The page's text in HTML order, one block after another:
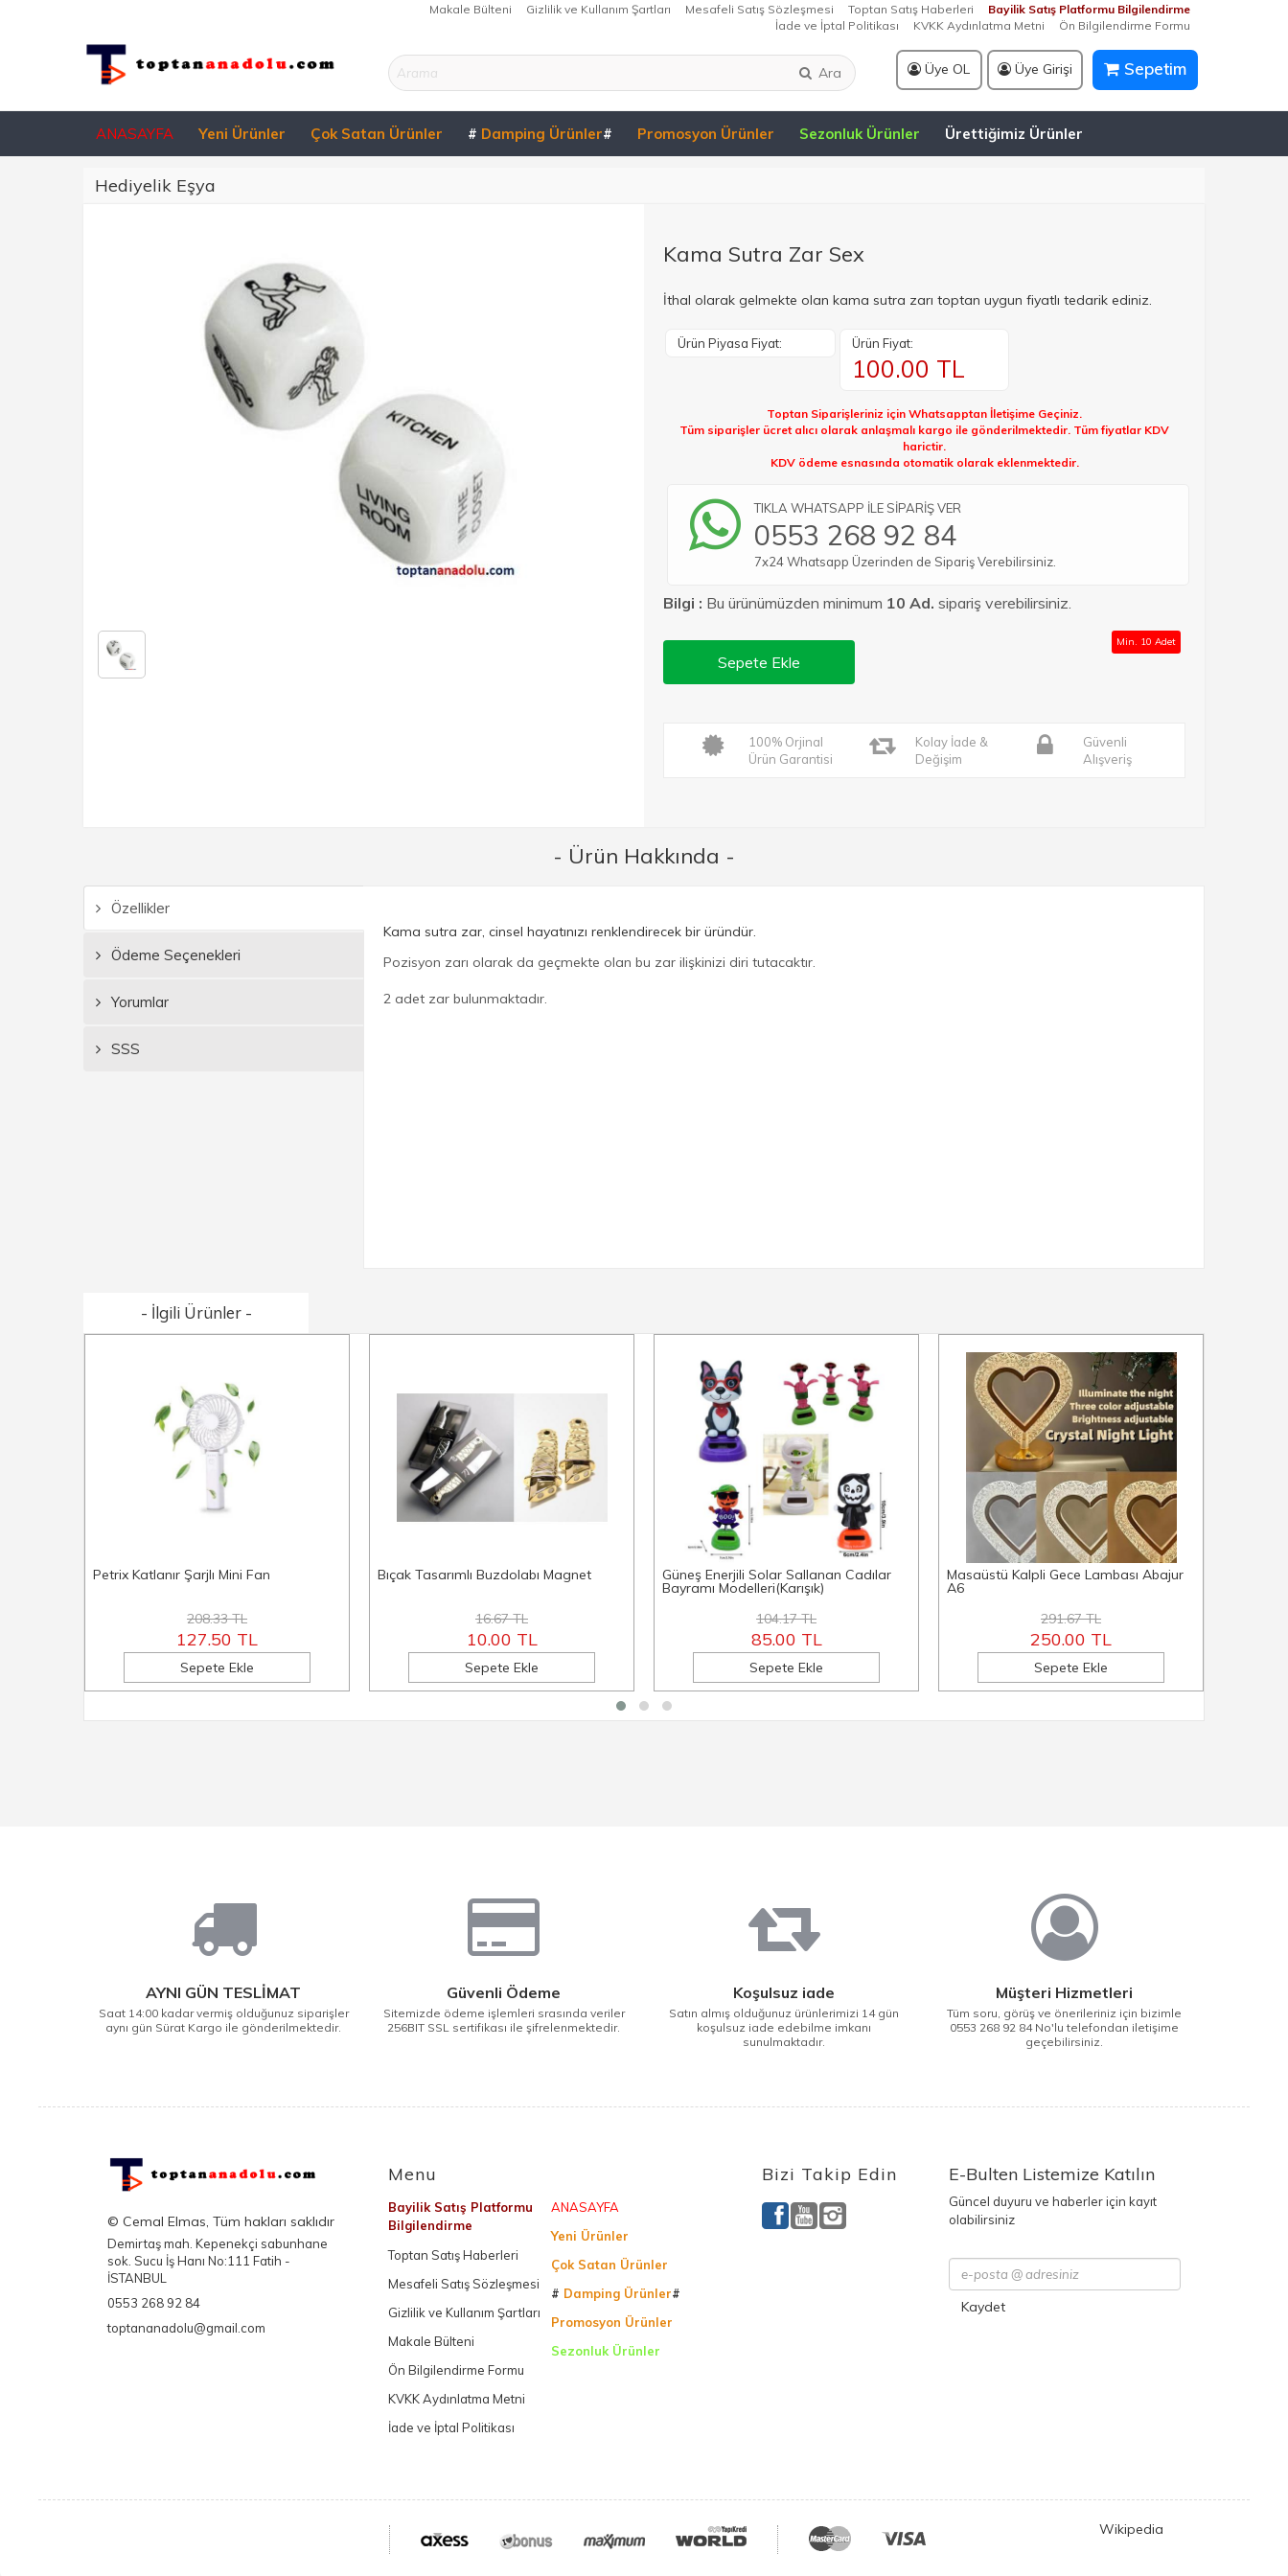
Bayilik Satış Platformu Bilgilendirme
Toptan Satış Haberleri
Mesafeli Satış Sözleşmesi
Gizlilik ve Kullanım Şartları
Makale Bülteni
Ön Bilgilendirme Formu
KVKK Aydınlatma Metni
İade ve İptal Politikası
Ara Üye OL Üye Girişi Sepetim
ANASAYFA Yeni Ürünler Çok Satan Ürünler # Damping Ürünler# Promosyon Ürünler Sezonluk Ürünler Ürettiğimiz Ürünler
Hediyelik Eşya
Kama Sutra Zar Sex
İthal olarak gelmekte olan kama sutra zarı toptan uygun fiyatlı tedarik ediniz.
Ürün Piyasa Fiyat: Ürün Fiyat:
100.00 TL
Toptan Siparişleriniz için Whatsapptan İletişime Geçiniz.
Tüm siparişler ücret alıcı olarak anlaşmalı kargo ile gönderilmektedir. Tüm fiyatlar KDV
harictir.
KDV ödeme esnasında otomatik olarak eklenmektedir.
TIKLA WHATSAPP İLE SİPARİŞ VER
0553 268 92 84
7x24 Whatsapp Üzerinden de Sipariş Verebilirsiniz.
Bilgi : Bu ürünümüzden minimum 10 Ad. sipariş verebilirsiniz.
Sepete Ekle
Min. 10 Adet
100% Orjinal
Ürün Garantisi
Kolay İade &
Değişim
Güvenli
Alışveriş
- Ürün Hakkında -
Özellikler
Ödeme Seçenekleri
Yorumlar
SSS
Kama sutra zar, cinsel hayatınızı renklendirecek bir üründür.
Pozisyon zarı olarak da geçmekte olan bu zar ilişkinizi diri tutacaktır.
2 adet zar bulunmaktadır.
- İlgili Ürünler -
Petrix Katlanır Şarjlı Mini Fan
208.33 TL
127.50 TL
Sepete Ekle
Bıçak Tasarımlı Buzdolabı Magnet
16.67 TL
10.00 TL
Sepete Ekle
Güneş Enerjili Solar Sallanan Cadılar
Bayramı Modelleri(Karışık)
104.17 TL
85.00 TL
Sepete Ekle
Masaüstü Kalpli Gece Lambası Abajur
A6
291.67 TL
250.00 TL
Sepete Ekle
AYNI GÜN TESLİMAT
Saat 14:00 kadar vermiş olduğunuz siparişler
aynı gün Sürat Kargo ile gönderilmektedir.
Güvenli Ödeme
Sitemizde ödeme işlemleri srasında veriler
256BIT SSL sertifikası ile şifrelenmektedir.
Koşulsuz iade
Satın almış olduğunuz ürünlerimizi 14 gün
koşulsuz iade edebilme imkanı
sunulmaktadır.
Müşteri Hizmetleri
Tüm soru, görüş ve önerileriniz için bizimle
0553 268 92 84 No'lu telefondan iletişime
geçebilirsiniz.
© Cemal Elmas, Tüm hakları saklıdır
Demirtaş mah. Kepenekçi sabunhane
sok. Sucu İş Hanı No:111 Fatih -
İSTANBUL
0553 268 92 84
toptananadolu@gmail.com
Menu
Bayilik Satış Platformu
Bilgilendirme
Toptan Satış Haberleri
Mesafeli Satış Sözleşmesi
Gizlilik ve Kullanım Şartları
Makale Bülteni
Ön Bilgilendirme Formu
KVKK Aydınlatma Metni
İade ve İptal Politikası
ANASAYFA
Yeni Ürünler
Çok Satan Ürünler
# Damping Ürünler#
Promosyon Ürünler
Sezonluk Ürünler
Bizi Takip Edin E-Bulten Listemize Katılın
Güncel duyuru ve haberler için kayıt
olabilirsiniz
Kaydet
Wikipedia